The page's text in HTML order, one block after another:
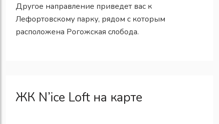
Другое направление приведет вас к
Лефортовскому парку, рядом с которым
расположена Рогожская слобода.
ЖК N’ice Loft на карте